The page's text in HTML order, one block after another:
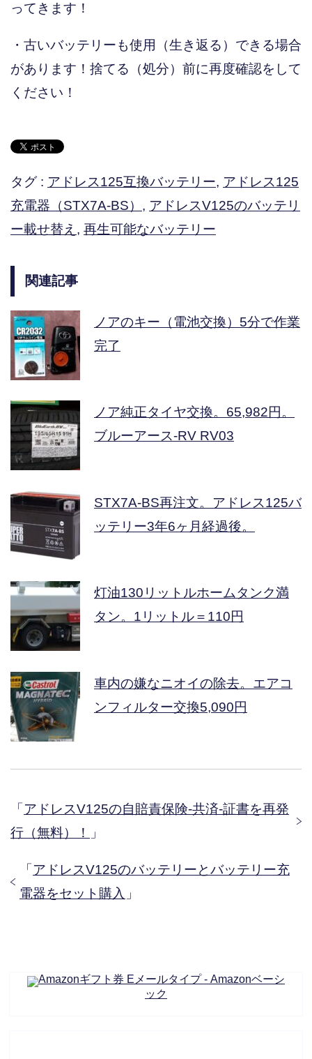
ってきます！
・古いバッテリーも使用（生き返る）できる場合
があります！捨てる（処分）前に再度確認をして
ください！
タグ : アドレス125互換バッテリー, アドレス125
充電器（STX7A-BS） , アドレスV125のバッテリ
ー載せ替え , 再生可能なバッテリー
関連記事
ノアのキー（電池交換）5分で作業
完了
ノア純正タイヤ交換。65,982円。
ブルーアース-RV RV03
STX7A-BS再注文。アドレス125バ
ッテリー3年6ヶ月経過後。
灯油130リットルホームタンク満
タン。1リットル＝110円
車内の嫌なニオイの除去。エアコ
ンフィルター交換5,090円
「 アドレスV125の自賠責保険-共済-証書を再発
行（無料）！
」
「 アドレスV125のバッテリーとバッテリー充
電器をセット購入 」
Amazonギフト券 Eメールタイプ - Amazonベーシ
ック